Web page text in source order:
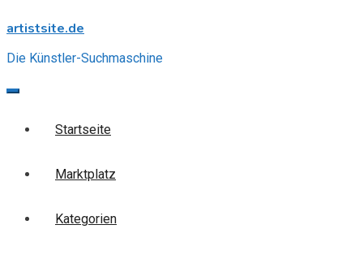
to
artistsite.de
Die Künstler-Suchmaschine
Startseite
Marktplatz
Kategorien